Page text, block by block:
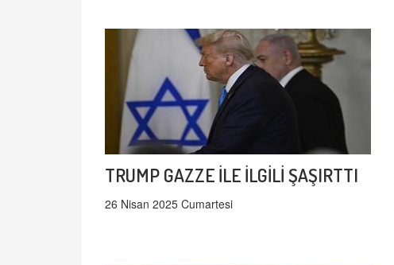
TRUMP GAZZE İLE İLGİLİ ŞAŞIRTTI
26 Nisan 2025 Cumartesi